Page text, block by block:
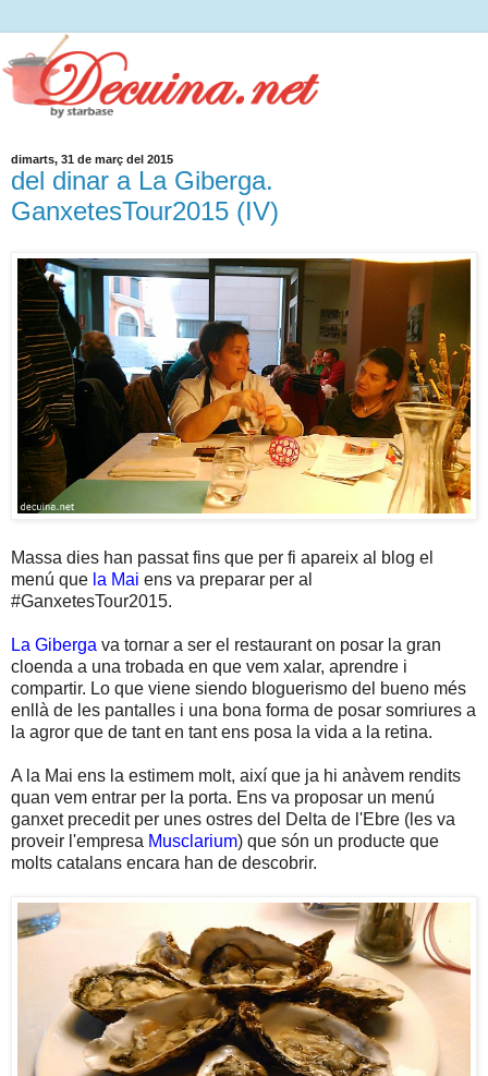
dimarts, 31 de març del 2015
del dinar a La Giberga.
GanxetesTour2015 (IV)
Massa dies han passat fins que per fi apareix al blog el
menú que la Mai ens va preparar per al
#GanxetesTour2015.
La Giberga va tornar a ser el restaurant on posar la gran
cloenda a una trobada en que vem xalar, aprendre i
compartir. Lo que viene siendo bloguerismo del bueno més
enllà de les pantalles i una bona forma de posar somriures a
la agror que de tant en tant ens posa la vida a la retina.
A la Mai ens la estimem molt, així que ja hi anàvem rendits
quan vem entrar per la porta. Ens va proposar un menú
ganxet precedit per unes ostres del Delta de l'Ebre (les va
proveir l'empresa Musclarium) que són un producte que
molts catalans encara han de descobrir.